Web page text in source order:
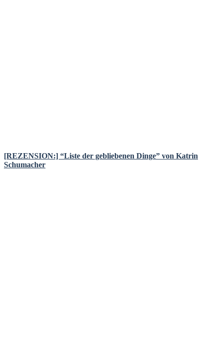
[REZENSION:] “Liste der gebliebenen Dinge” von Katrin
Schumacher